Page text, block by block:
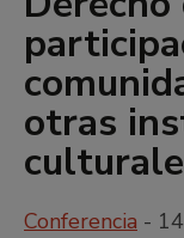
otras
Conferencia -